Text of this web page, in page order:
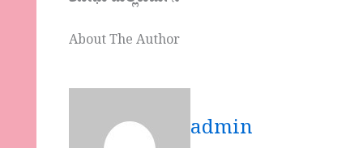
About The Author
admin